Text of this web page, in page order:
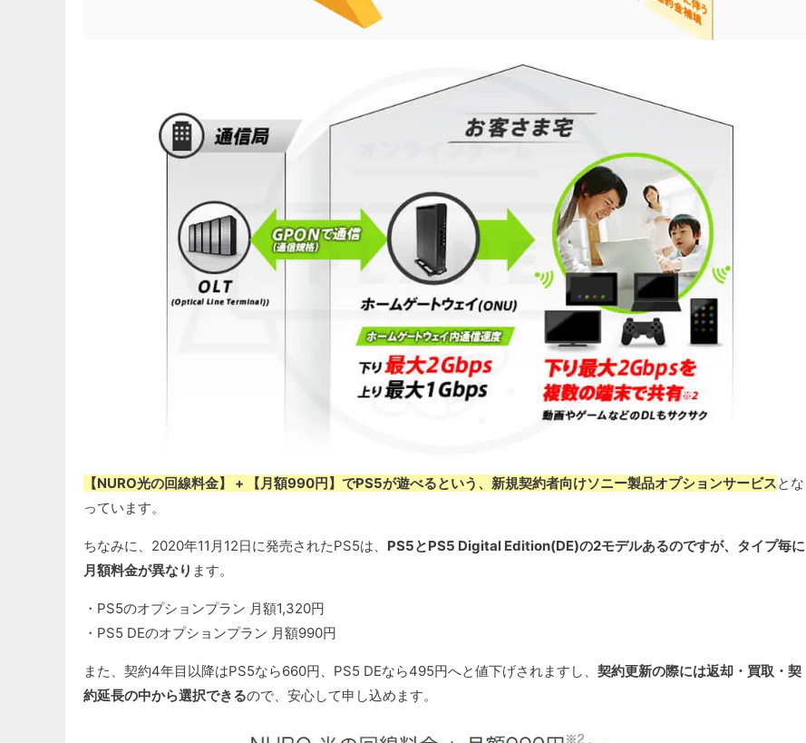
【NURO光の回線料金】 + 【月額990円】でPS5が遊べるという、新規契約者向けソニー製品オプションサービスとな
っています。
ちなみに、2020年11月12日に発売されたPS5は、 PS5とPS5 Digital Edition(DE)の2モデルあるのですが、タイプ毎に
月額料金が異なり ます。
・PS5のオプションプラン 月額1,320円
・PS5 DEのオプションプラン 月額990円
また、契約4年目以降はPS5なら660円、PS5 DEなら495円へと値下げされますし、 契約更新の際には返却・買取・契
約延長の中から選択できるので、安心して申し込めます。